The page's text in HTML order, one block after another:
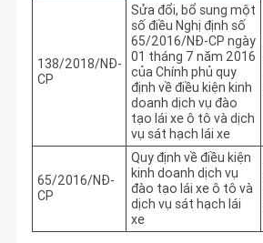
138/2018/NĐ-
CP
Sửa đổi, bổ sung một
số điều Nghị định số
65/2016/NĐ-CP ngày
01 tháng 7 năm 2016
của Chính phủ quy
định về điều kiện kinh
doanh dịch vụ đào
tạo lái xe ô tô và dịch
vụ sát hạch lái xe
65/2016/NĐ-
CP
Quy định về điều kiện
kinh doanh dịch vụ
đào tạo lái xe ô tô và
dịch vụ sát hạch lái
xe